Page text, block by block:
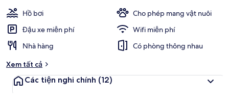
Hồ bơi
Cho phép mang vật nuôi
Đậu xe miễn phí
Wifi miễn phí
Nhà hàng
Có phòng thông nhau
Xem tất cả
Các tiện nghi chính (12)